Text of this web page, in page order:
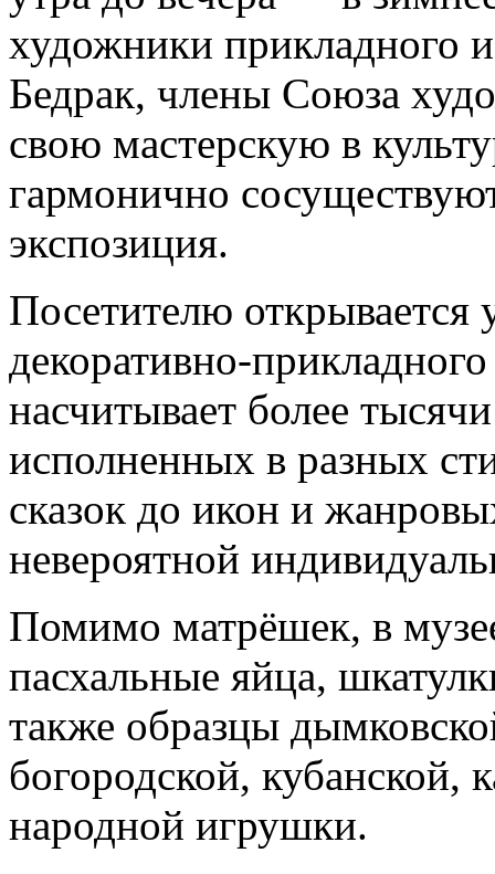
художники прикладного
Бедрак, члены Союза
свою мастерскую в
гармонично
экспозиция.
Посетителю
декоративно-
насчитывает более
исполненных в разных
сказок до икон и
невероятной
Помимо матрёшек, в
пасхальные яйца,
также образцы
богородской, кубанской,
народной игрушки.